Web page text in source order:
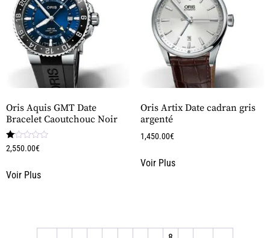
Oris Aquis GMT Date
Bracelet Caoutchouc Noir
Note
1.00
5
2,550.00€
Voir Plus
Oris Artix Date cadran gris
argenté
1,450.00€
Voir Plus